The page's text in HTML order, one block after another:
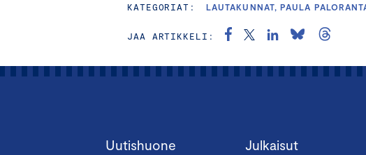
KATEGORIAT: LAUTAKUNNAT, PAULA
JAA ARTIKKELI:
Uutishuone Julkaisut